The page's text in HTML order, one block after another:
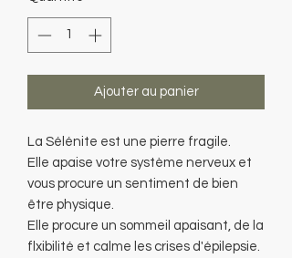
Ajouter au panier
La Sélénite est une pierre fragile.
Elle apaise votre système nerveux et
vous procure un sentiment de bien
être physique.
Elle procure un sommeil apaisant, de la
flxibilité et calme les crises d'épilepsie.